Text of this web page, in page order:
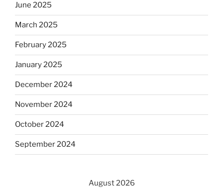
June 2025
March 2025
February 2025
January 2025
December 2024
November 2024
October 2024
September 2024
August 2026